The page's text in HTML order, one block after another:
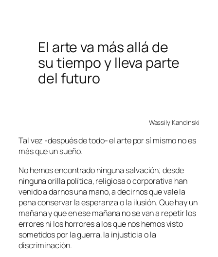
El arte va más allá de
su tiempo y lleva parte
del futuro
Wassily Kandinski
Tal vez -después de todo- el arte por sí mismo no es
más que un sueño.
No hemos encontrado ninguna salvación; desde
ninguna orilla política, religiosa o corporativa han
venido a darnos una mano, a decirnos que vale la
pena conservar la esperanza o la ilusión. Que hay un
mañana y que en ese mañana no se van a repetir los
errores ni los horrores a los que nos hemos visto
sometidos por la guerra, la injusticia o la
discriminación.